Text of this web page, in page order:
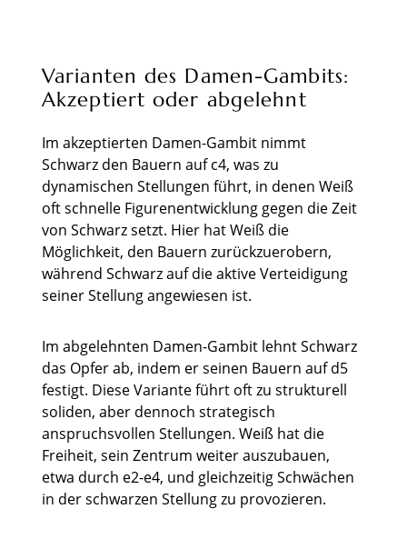
Varianten des Damen-Gambits:
Akzeptiert oder abgelehnt
Im akzeptierten Damen-Gambit nimmt
Schwarz den Bauern auf c4, was zu
dynamischen Stellungen führt, in denen Weiß
oft schnelle Figurenentwicklung gegen die Zeit
von Schwarz setzt. Hier hat Weiß die
Möglichkeit, den Bauern zurückzuerobern,
während Schwarz auf die aktive Verteidigung
seiner Stellung angewiesen ist.
Im abgelehnten Damen-Gambit lehnt Schwarz
das Opfer ab, indem er seinen Bauern auf d5
festigt. Diese Variante führt oft zu strukturell
soliden, aber dennoch strategisch
anspruchsvollen Stellungen. Weiß hat die
Freiheit, sein Zentrum weiter auszubauen,
etwa durch e2-e4, und gleichzeitig Schwächen
in der schwarzen Stellung zu provozieren.